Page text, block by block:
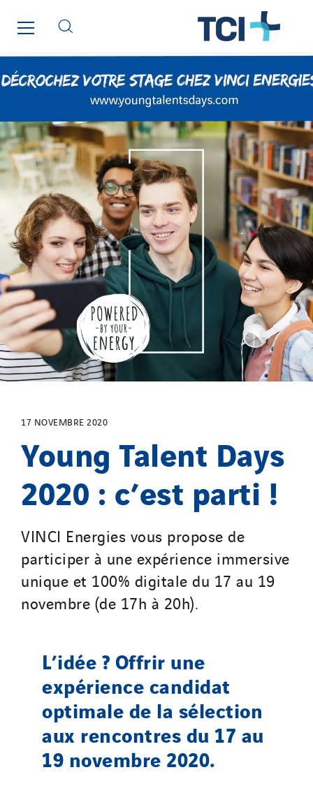
17 NOVEMBRE 2020
Young Talent Days
2020 : c’est parti !
VINCI Energies vous propose de
participer à une expérience immersive
unique et 100% digitale du 17 au 19
novembre (de 17h à 20h).
L’idée ? Offrir une
expérience candidat
optimale de la sélection
aux rencontres du 17 au
19 novembre 2020.
Lee Sormea
Lefort Francheteau
Lesens EREA
Lucitea Atlantique
Maksmacht
Manei Lift
Masselin Fabrication
Masselin Grand Ouest
Merelec
Mobility Way
Monnier Entreprises
NAE-France
North West Projects
Omexom Technikforum
Omnidec
Paumier Industrie
Paumier SA
Process Energy
Provelec Sud
Qivy
Qivy Habitat
Qivy Tertiaire
Roiret Energies
Roiret Transport
Saga Tertiaire
Salendre Réseaux
Santerne Angouleme
Santerne Aquitaine
Santerne Champagne Ardenne
Santerne Fluides
Santerne IDF
Santerne Marseille